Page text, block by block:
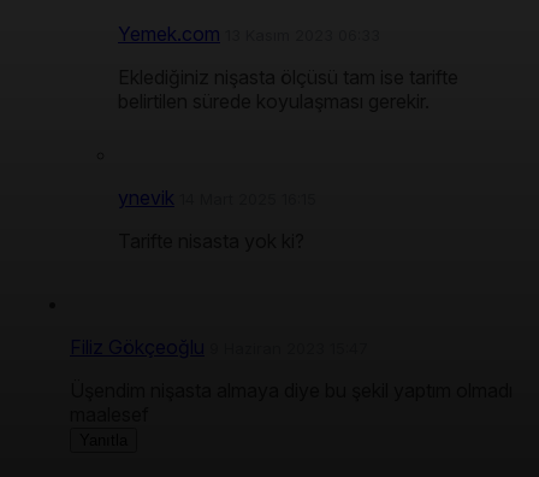
Yemek.com
ynevik